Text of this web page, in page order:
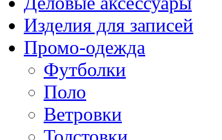
Изделия для записей
Промо-одежда
Футболки
Поло
Ветровки